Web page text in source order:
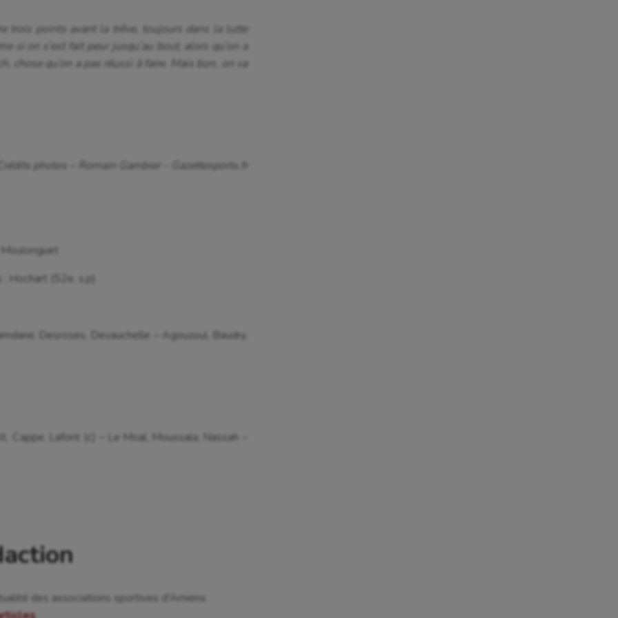
et Paralympiques
Roller-derby
trois points avant la trêve, toujours dans la lutte
si on s’est fait peur jusqu’au bout, alors qu’on a
chose qu’on a pas réussi à faire. Mais bon, on va
Crédits photos – Romain Gambier – Gazettesports.fr
Hochart (52e, s.p)
Desroses, Devauchelle – Agouzoul, Baudry,
Cappe, Lafont (c) – Le Moal, Moussala, Nassah –
des associations sportives d'Amiens